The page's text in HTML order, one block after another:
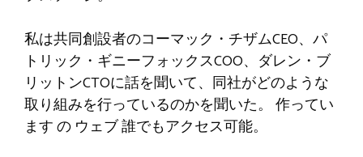
私は共同創設者のコーマック・チザムCEO、パ
トリック・ギニーフォックスCOO、ダレン・ブ
リットンCTOに話を聞いて、同社がどのような
取り組みを行っているのかを聞いた。 作ってい
ますの ウェブ誰でもアクセス可能。